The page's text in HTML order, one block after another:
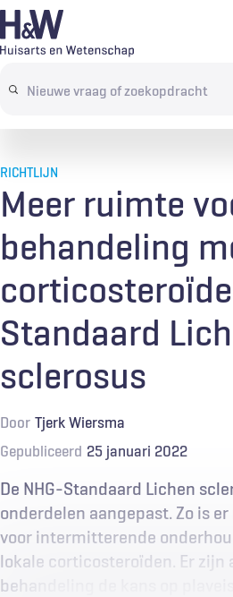
Overslaan
en
de Search
terms
AbonnerenTijdschrift
RICHTLIJN
Meer ruimte
behandeling
Standaard
sclerosus
Door Tjerk Wiersma
Gepubliceerd 25 januari 2022
De NHG-Standaard Lichen
onderdelen aangepast. Zo is
voor intermitterende
lokale corticosteroïden. Er zijn
behandeling de kans op